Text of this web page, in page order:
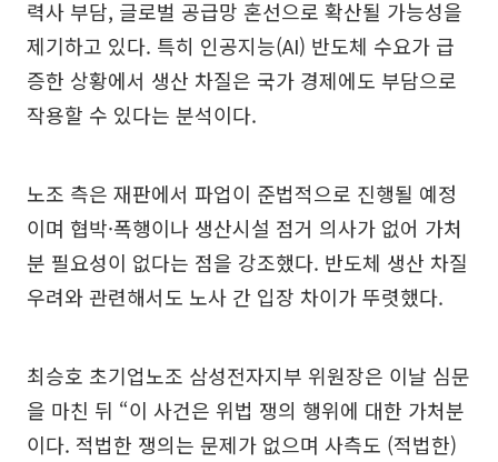
력사 부담, 글로벌 공급망 혼선으로 확산될 가능성을
제기하고 있다. 특히 인공지능(AI) 반도체 수요가 급
증한 상황에서 생산 차질은 국가 경제에도 부담으로
작용할 수 있다는 분석이다.
노조 측은 재판에서 파업이 준법적으로 진행될 예정
이며 협박·폭행이나 생산시설 점거 의사가 없어 가처
분 필요성이 없다는 점을 강조했다. 반도체 생산 차질
우려와 관련해서도 노사 간 입장 차이가 뚜렷했다.
최승호 초기업노조 삼성전자지부 위원장은 이날 심문
을 마친 뒤 “이 사건은 위법 쟁의 행위에 대한 가처분
이다. 적법한 쟁의는 문제가 없으며 사측도 (적법한)